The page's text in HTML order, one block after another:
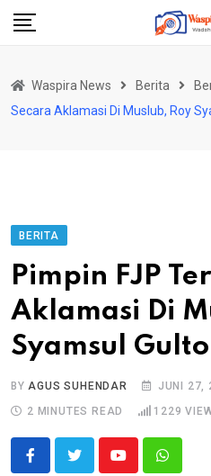
Skip
Waspira News Berita
Secara Aklamasi Di Muslub, Roy
BERITA
Pimpin FJP
Aklamasi Di
Syamsul
BYAGUS SUHENDAR JUNI 27,
2 MINUTES READ
1229
Youtube